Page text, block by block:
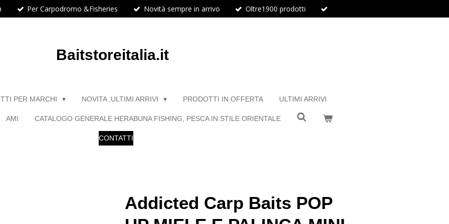
Per Carpodromo &Fisheries Novità sempre in arrivo Oltre1900 prodotti
Baitstoreitalia.it
PER MARCHI NOVITA ,ULTIMI ARRIVI PRODOTTI IN OFFERTA ULTIMI ARRIVI
AMI CATALOGO GENERALE HERABUNA FISHING, PESCA IN STILE ORIENTALE
CONTATTI
Addicted Carp Baits POP